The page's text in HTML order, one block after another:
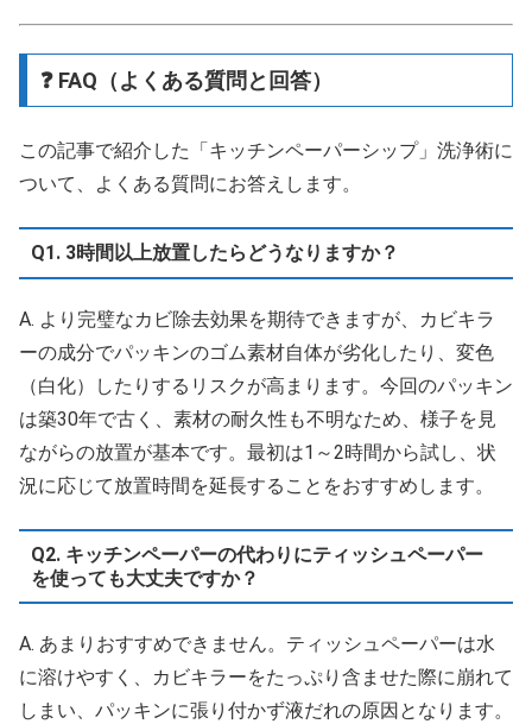
❓ FAQ（よくある質問と回答）
この記事で紹介した「キッチンペーパーシップ」洗浄術に
ついて、よくある質問にお答えします。
Q1. 3時間以上放置したらどうなりますか？
A. より完璧なカビ除去効果を期待できますが、カビキラ
ーの成分でパッキンのゴム素材自体が劣化したり、変色
（白化）したりするリスクが高まります。今回のパッキン
は築30年で古く、素材の耐久性も不明なため、様子を見
ながらの放置が基本です。最初は1～2時間から試し、状
況に応じて放置時間を延長することをおすすめします。
Q2. キッチンペーパーの代わりにティッシュペーパー
を使っても大丈夫ですか？
A. あまりおすすめできません。ティッシュペーパーは水
に溶けやすく、カビキラーをたっぷり含ませた際に崩れて
しまい、パッキンに張り付かず液だれの原因となります。